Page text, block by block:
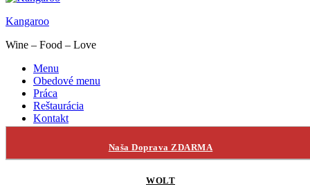
Naša Doprava ZDARMA
WOLT
Kangaroo
Wine – Food – Love
Menu
Obedové menu
Práca
Reštaurácia
Kontakt